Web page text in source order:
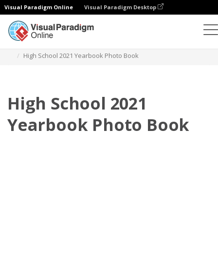
Visual Paradigm Online Visual Paradigm Desktop
High School 2021 Yearbook Photo Book
High School 2021
Yearbook Photo Book